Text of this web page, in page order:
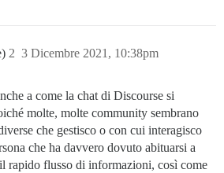
3 Dicembre 2021, 10:38pm
2
a come la chat di Discourse si
molte, molte community sembrano
che gestisco o con cui interagisco
che ha davvero dovuto abituarsi a
rapido flusso di informazioni, così come